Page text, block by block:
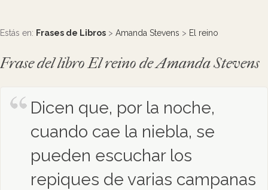
Estás en: Frases de Libros > Amanda Stevens > El reino
Frase del libro El reino de Amanda Stevens
Dicen que, por la noche,
cuando cae la niebla, se
pueden escuchar los
repiques de varias campanas